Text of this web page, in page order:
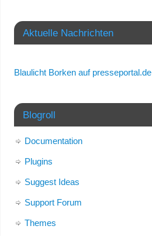
Aktuelle Nachrichten
Blaulicht Borken auf presseportal.de
Blogroll
Documentation
Plugins
Suggest Ideas
Support Forum
Themes